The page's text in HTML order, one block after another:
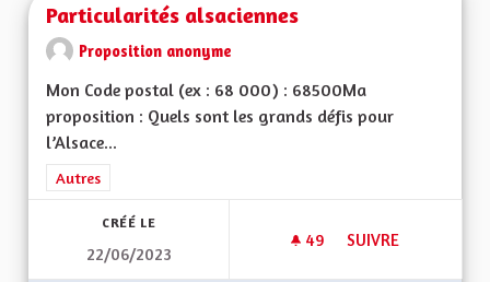
Particularités alsaciennes
Proposition anonyme
Mon Code postal (ex : 68 000) : 68500Ma
proposition : Quels sont les grands défis pour
l’Alsace...
Filtrer les résultats de la catégorie : Autres
Autres
CRÉÉ LE
22/06/2023
49 49 ABONNÉS
SUIVRE